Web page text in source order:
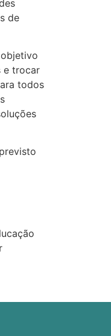
de
e trocar
todos